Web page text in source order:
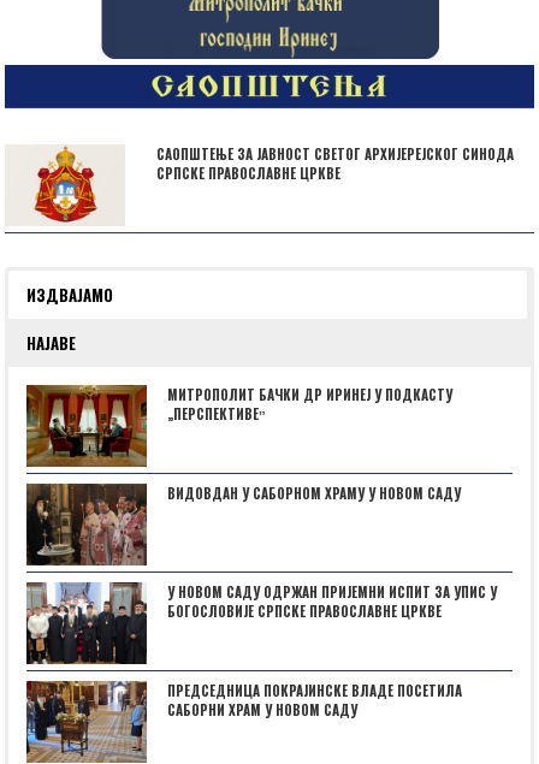
САОПШТЕЊЕ ЗА ЈАВНОСТ СВЕТОГ АРХИЈЕРЕЈСКОГ СИНОДА
СРПСКЕ ПРАВОСЛАВНЕ ЦРКВЕ
ИЗДВАЈАМО
НАЈАВЕ
МИТРОПОЛИТ БАЧКИ ДР ИРИНЕЈ У ПОДКАСТУ
„ПЕРСПЕКТИВЕˮ
ВИДОВДАН У САБОРНОМ ХРАМУ У НОВОМ САДУ
У НОВОМ САДУ ОДРЖАН ПРИЈЕМНИ ИСПИТ ЗА УПИС У
БОГОСЛОВИЈЕ СРПСКЕ ПРАВОСЛАВНЕ ЦРКВЕ
ПРЕДСЕДНИЦА ПОКРАЈИНСКЕ ВЛАДЕ ПОСЕТИЛА
САБОРНИ ХРАМ У НОВОМ САДУ